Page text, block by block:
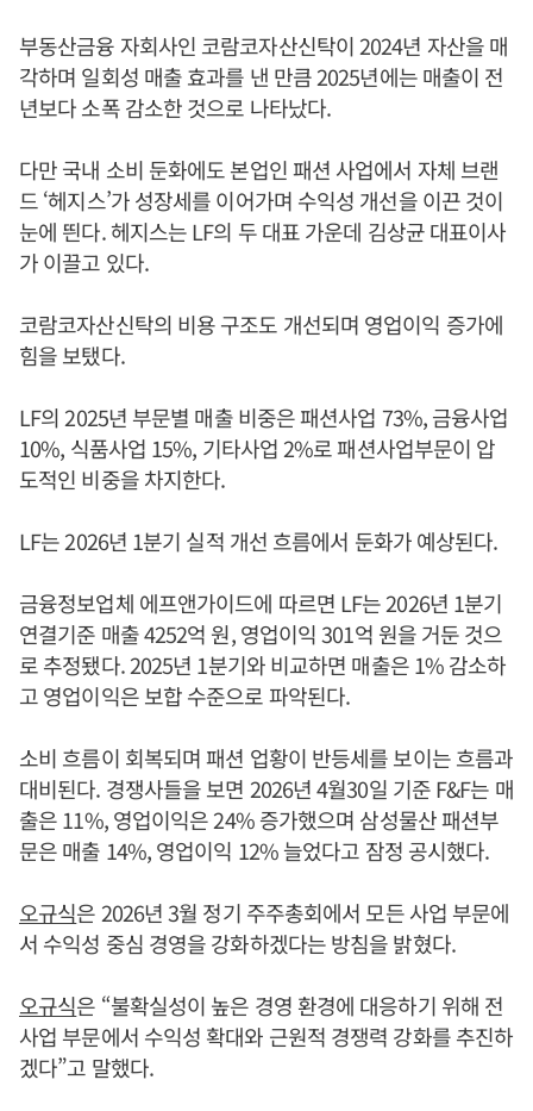
부동산금융 자회사인 코람코자산신탁이 2024년 자산을 매
각하며 일회성 매출 효과를 낸 만큼 2025년에는 매출이 전
년보다 소폭 감소한 것으로 나타났다.
다만 국내 소비 둔화에도 본업인 패션 사업에서 자체 브랜
드 ‘헤지스’가 성장세를 이어가며 수익성 개선을 이끈 것이
눈에 띈다. 헤지스는 LF의 두 대표 가운데 김상균 대표이사
가 이끌고 있다.
코람코자산신탁의 비용 구조도 개선되며 영업이익 증가에
힘을 보탰다.
LF의 2025년 부문별 매출 비중은 패션사업 73%, 금융사업
10%, 식품사업 15%, 기타사업 2%로 패션사업부문이 압
도적인 비중을 차지한다.
LF는 2026년 1분기 실적 개선 흐름에서 둔화가 예상된다.
금융정보업체 에프앤가이드에 따르면 LF는 2026년 1분기
연결기준 매출 4252억 원, 영업이익 301억 원을 거둔 것으
로 추정됐다. 2025년 1분기와 비교하면 매출은 1% 감소하
고 영업이익은 보합 수준으로 파악된다.
소비 흐름이 회복되며 패션 업황이 반등세를 보이는 흐름과
대비된다. 경쟁사들을 보면 2026년 4월30일 기준 F&F는 매
출은 11%, 영업이익은 24% 증가했으며 삼성물산 패션부
문은 매출 14%, 영업이익 12% 늘었다고 잠정 공시했다.
오규식은 2026년 3월 정기 주주총회에서 모든 사업 부문에
서 수익성 중심 경영을 강화하겠다는 방침을 밝혔다.
오규식은 “불확실성이 높은 경영 환경에 대응하기 위해 전
사업 부문에서 수익성 확대와 근원적 경쟁력 강화를 추진하
겠다”고 말했다.